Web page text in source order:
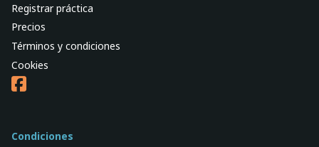
Registrar práctica
Precios
Términos y condiciones
Cookies
Condiciones